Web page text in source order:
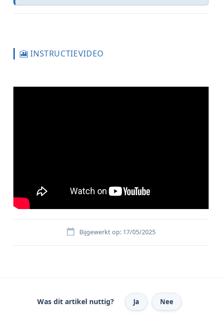
🎦 INSTRUCTIEVIDEO
Bijgewerkt op: 17/05/2025
Was dit artikel nuttig? Ja Nee